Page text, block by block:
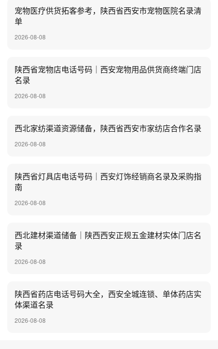
宠物医疗供货拓客参考，陕西省西安市宠物医院名录清
单
2026-08-08
陕西省宠物店电话号码｜西安宠物用品供货商终端门店
名录
2026-08-08
西北家纺渠道资源储备，陕西省西安市家纺店合作名录
2026-08-08
陕西省灯具店电话号码｜西安灯饰经销商名录及采购指
南
2026-08-08
西北建材渠道储备｜陕西西安正规五金建材实体门店名
录
2026-08-08
陕西省药店电话号码大全，西安全城连锁、单体药店实
体渠道名录
2026-08-08